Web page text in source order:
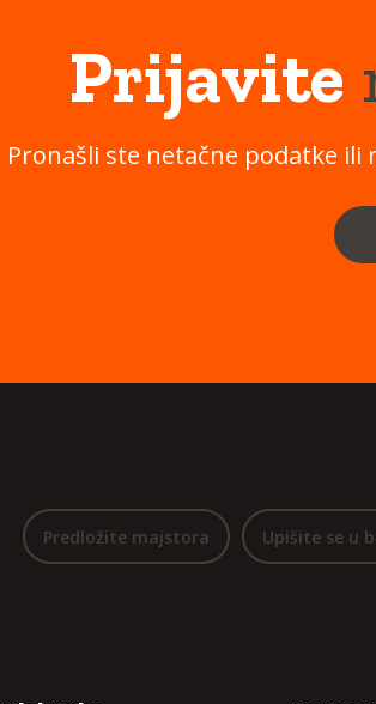
Prijavite
Pronašli ste netačne podatke ili
Predložite majstora Upišite se u